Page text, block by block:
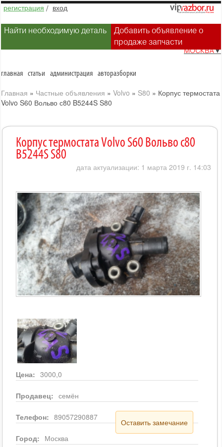
регистрация / вход
Найти необходимую деталь
Добавить объявление о
продаже запчасти
МОСКВА▼
главная статьи администрация авторазборки
Главная » Частные объявления » Volvo » S80 » Корпус термостата
Volvo S60 Вольво с80 B5244S S80
Корпус термостата Volvo S60 Вольво с80
B5244S S80
дата актуализации: 1 марта 2019 г. 14:03
Цена: 3000,0
Продавец: семён
Телефон: 89057290887
Оставить замечание
Город: Москва